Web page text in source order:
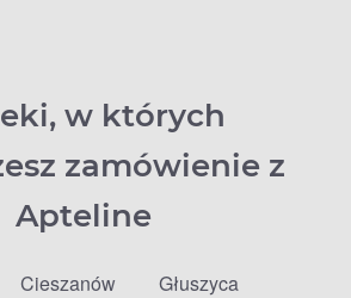
w których
zamówienie z
Apteline
Cieszanów
Głuszyca